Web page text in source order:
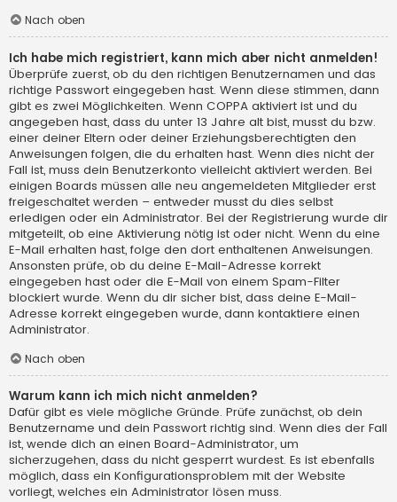
Nach oben
Ich habe mich registriert, kann mich aber nicht anmelden!
Überprüfe zuerst, ob du den richtigen Benutzernamen und das
richtige Passwort eingegeben hast. Wenn diese stimmen, dann
gibt es zwei Möglichkeiten. Wenn COPPA aktiviert ist und du
angegeben hast, dass du unter 13 Jahre alt bist, musst du bzw.
einer deiner Eltern oder deiner Erziehungsberechtigten den
Anweisungen folgen, die du erhalten hast. Wenn dies nicht der
Fall ist, muss dein Benutzerkonto vielleicht aktiviert werden. Bei
einigen Boards müssen alle neu angemeldeten Mitglieder erst
freigeschaltet werden – entweder musst du dies selbst
erledigen oder ein Administrator. Bei der Registrierung wurde dir
mitgeteilt, ob eine Aktivierung nötig ist oder nicht. Wenn du eine
E-Mail erhalten hast, folge den dort enthaltenen Anweisungen.
Ansonsten prüfe, ob du deine E-Mail-Adresse korrekt
eingegeben hast oder die E-Mail von einem Spam-Filter
blockiert wurde. Wenn du dir sicher bist, dass deine E-Mail-
Adresse korrekt eingegeben wurde, dann kontaktiere einen
Administrator.
Nach oben
Warum kann ich mich nicht anmelden?
Dafür gibt es viele mögliche Gründe. Prüfe zunächst, ob dein
Benutzername und dein Passwort richtig sind. Wenn dies der Fall
ist, wende dich an einen Board-Administrator, um
sicherzugehen, dass du nicht gesperrt wurdest. Es ist ebenfalls
möglich, dass ein Konfigurationsproblem mit der Website
vorliegt, welches ein Administrator lösen muss.